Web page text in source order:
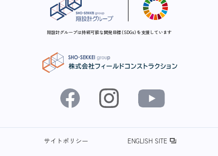
翔設計グループは持続可能な開発目標（SDGs）を支援しています
サイトポリシー ENGLISH SITE